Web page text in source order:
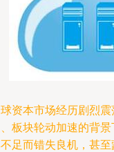
资本市场经历剧烈
板块轮动加速的背
足而错失良机，甚